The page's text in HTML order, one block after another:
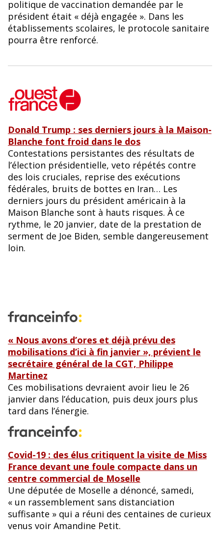
politique de vaccination demandée par le
président était « déjà engagée ». Dans les
établissements scolaires, le protocole sanitaire
pourra être renforcé.
Donald Trump : ses derniers jours à la Maison-
Blanche font froid dans le dos
Contestations persistantes des résultats de
l’élection présidentielle, veto répétés contre
des lois cruciales, reprise des exécutions
fédérales, bruits de bottes en Iran… Les
derniers jours du président américain à la
Maison Blanche sont à hauts risques. À ce
rythme, le 20 janvier, date de la prestation de
serment de Joe Biden, semble dangereusement
loin.
« Nous avons d’ores et déjà prévu des
mobilisations d’ici à fin janvier », prévient le
secrétaire général de la CGT, Philippe
Martinez
Ces mobilisations devraient avoir lieu le 26
janvier dans l’éducation, puis deux jours plus
tard dans l’énergie.
Covid-19 : des élus critiquent la visite de Miss
France devant une foule compacte dans un
centre commercial de Moselle
Une députée de Moselle a dénoncé, samedi,
« un rassemblement sans distanciation
suffisante » qui a réuni des centaines de curieux
venus voir Amandine Petit.